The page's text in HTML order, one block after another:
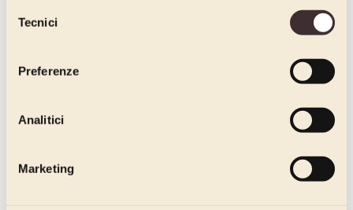
delTecnici
Preferenze
Analitici
Marketing